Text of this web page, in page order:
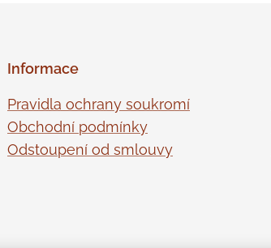
Informace
Pravidla ochrany soukromí
Obchodní podmínky
Odstoupení od smlouvy